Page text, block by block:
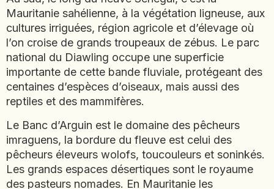
GUATEMALA
GUINÉE-BISSAU
GUINÉE CONAKRY
HONDURAS
INDE
INDONÉSIE
JAPON
JORDANIE
KAZAKHSTAN
Mauritanie sahélienne, à la végétation ligneuse, aux
cultures irriguées, région agricole et d’élevage où
l’on croise de grands troupeaux de zébus. Le parc
national du Diawling occupe une superficie
importante de cette bande fluviale, protégeant des
centaines d’espèces d’oiseaux, mais aussi des
reptiles et des mammifères.
Le Banc d’Arguin est le domaine des pêcheurs
imraguens, la bordure du fleuve est celui des
pêcheurs éleveurs wolofs, toucouleurs et soninkés.
Les grands espaces désertiques sont le royaume
des pasteurs nomades. En Mauritanie les